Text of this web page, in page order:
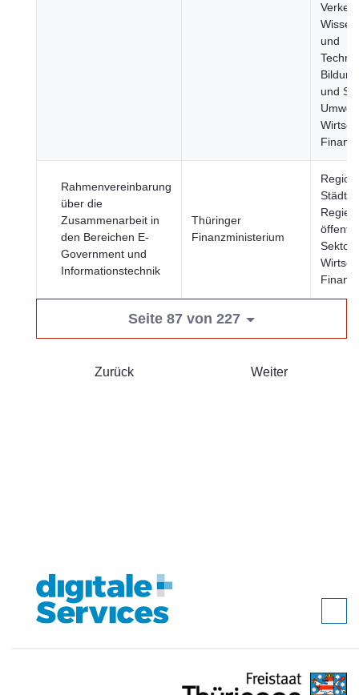
und
und
Rahmenvereinbarung
über die
Zusammenarbeit in
den Bereichen E-
Government und
Informationstechnik
Thüringer
Finanzministerium
Städte,
Sektor,
Seite 87 von 227
Zurück Weiter